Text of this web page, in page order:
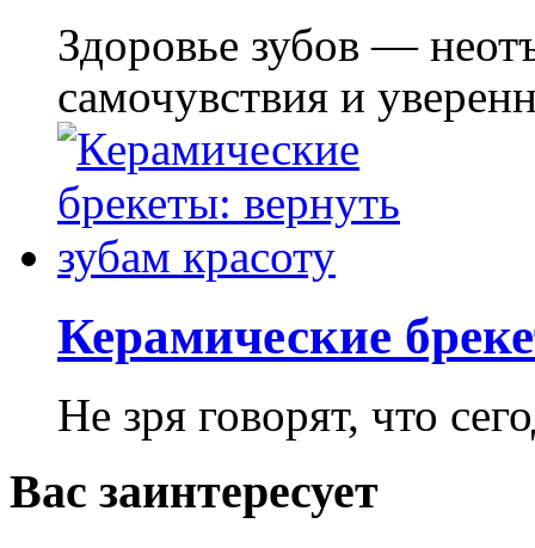
Здоровье зубов —
самочувствия и
Керамические
Не зря говорят, что
Вас заинтересует